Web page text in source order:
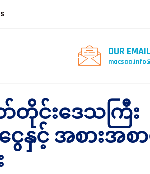
OUR EMAIL
င်းဒေသကြီး မ
နှင့် အစားအစာ